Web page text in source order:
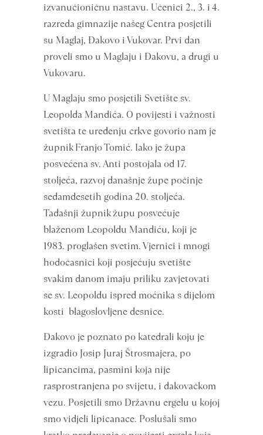
izvanučioničnu nastavu. Učenici 2., 3. i 4.
razreda gimnazije našeg Centra posjetili
su Maglaj, Đakovo i Vukovar. Prvi dan
proveli smo u Maglaju i Đakovu, a drugi u
Vukovaru.
U Maglaju smo posjetili Svetište sv.
Leopolda Mandića. O povijesti i važnosti
svetišta te uređenju crkve govorio nam je
župnik Franjo Tomić. Iako je župa
posvećena sv. Anti postojala od 17.
stoljeća, razvoj današnje župe počinje
sedamdesetih godina 20. stoljeća.
Tadašnji župnik župu posvećuje
blaženom Leopoldu Mandiću, koji je
1983. proglašen svetim. Vjernici i mnogi
hodočasnici koji posjećuju svetište
svakim danom imaju priliku zavjetovati
se sv. Leopoldu ispred moćnika s dijelom
kosti blagoslovljene desnice.
Đakovo je poznato po katedrali koju je
izgradio Josip Juraj Štrosmajera, po
lipicancima, pasmini koja nije
rasprostranjena po svijetu, i đakovačkom
vezu. Posjetili smo Državnu ergelu u kojoj
smo vidjeli lipicanace. Poslušali smo